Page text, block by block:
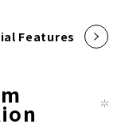
Features